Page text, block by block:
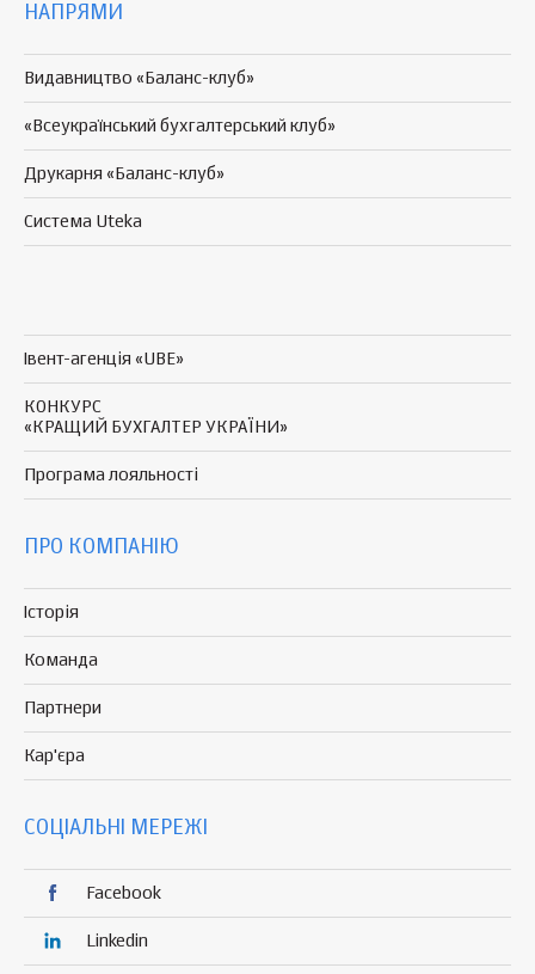
НАПРЯМИ
Видавництво «Баланс-клуб»
«Всеукраїнський бухгалтерський клуб»
Друкарня «Баланс-клуб»
Система Uteka
Івент-агенція «UBE»
КОНКУРС
«КРАЩИЙ БУХГАЛТЕР УКРАЇНИ»
Програма лояльності
ПРО КОМПАНІЮ
Історія
Команда
Партнери
Кар'єра
СОЦІАЛЬНІ МЕРЕЖІ
Facebook
Linkedin